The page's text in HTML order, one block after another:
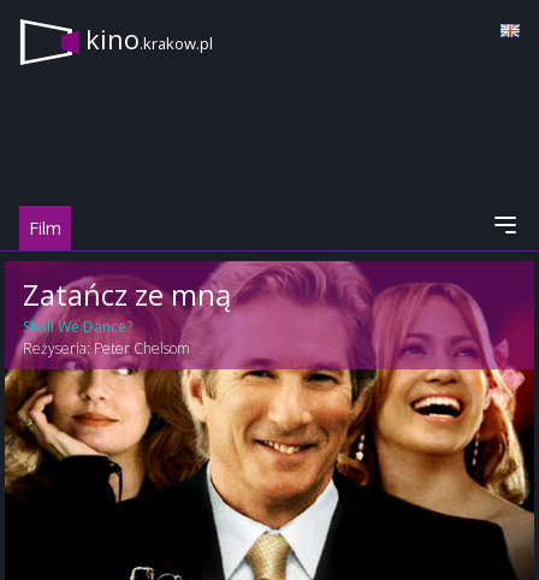
kino.krakow.pl
Film
Zatańcz ze mną
Shall We Dance?
Reżyseria:Peter Chelsom